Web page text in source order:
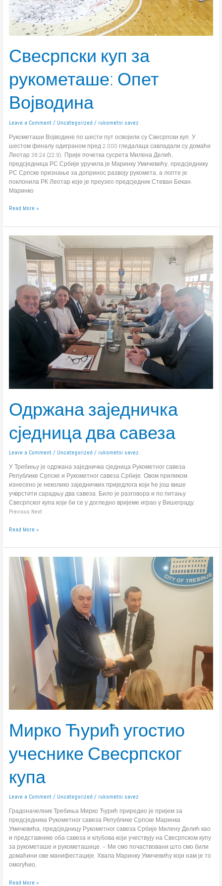
Свесрпски куп за
рукометаше: Опет
Војводина
Leave a Comment / Uncategorized / rukometni savez
Рукометаши Војводине по шести пут освојили су Свесрпски куп. У
шестом финалу одиграном пред 2.000 гледалаца савладали су домаћи
Леотар 38:24 (22:9). Прије почетка сусрета Милена Делић,
предсједница РС Србије уручила је Маринку Умичевићу, предсједнику
РС Српске признање за допринос развоју рукомета, а лопте је
поклонила РК Леотар које је преузео предсједник Стеван Бекан.
Маринко
Read More »
Одржана заједничка
сједница два савеза
Leave a Comment / Uncategorized / rukometni savez
У Требињу је одржана заједничка сједница Рукометног савеза
Републике Српске и Рукометног савеза Србије. Овом приликом
изнесено је неколико заједничких приједлога који ће још више
учврстити сарадњу два савеза. Било је разговора и по питању
Свесрпског купа који би се у догледно вријеме играо у Вишеграду.
Previous Next
Одржана
заједничка
сједница
савеза
Read More »
Мирко Ћурић угостио
учеснике Свесрпског
купа
Leave a Comment / Uncategorized / rukometni savez
Градоначелник Требиња Мирко Ћурић приредио је пријем за
предсједника Рукометног савеза Републике Српске Маринка
Умичевића, предсједницу Рукометног савеза Србије Милену Делић као
и представнике оба савеза и клубова који учествују на Свесрпском купу
за рукометаше и рукометашице. – Ми смо почаствовани што смо били
домаћини ове манифестације. Хвала Маринку Умичевићу који нам је то
омогућио,
Мирко
Ћурић
угостио
учеснике
Свесрпског
Read More »